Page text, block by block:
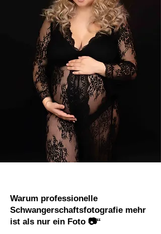
Warum professionelle
Schwangerschaftsfotografie mehr
ist als nur ein Foto 📷“